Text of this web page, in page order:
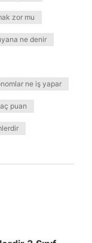
zor mu
ne denir
ne iş yapar
puan